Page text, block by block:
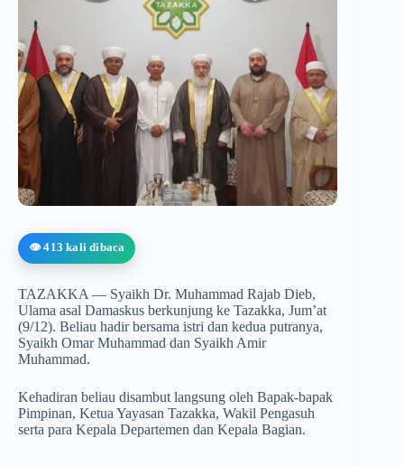
👁️ 413 kali dibaca
TAZAKKA — Syaikh Dr. Muhammad Rajab Dieb,
Ulama asal Damaskus berkunjung ke Tazakka, Jum’at
(9/12). Beliau hadir bersama istri dan kedua putranya,
Syaikh Omar Muhammad dan Syaikh Amir
Muhammad.
Kehadiran beliau disambut langsung oleh Bapak-bapak
Pimpinan, Ketua Yayasan Tazakka, Wakil Pengasuh
serta para Kepala Departemen dan Kepala Bagian.